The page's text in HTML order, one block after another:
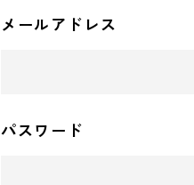
メールアドレス
パスワード